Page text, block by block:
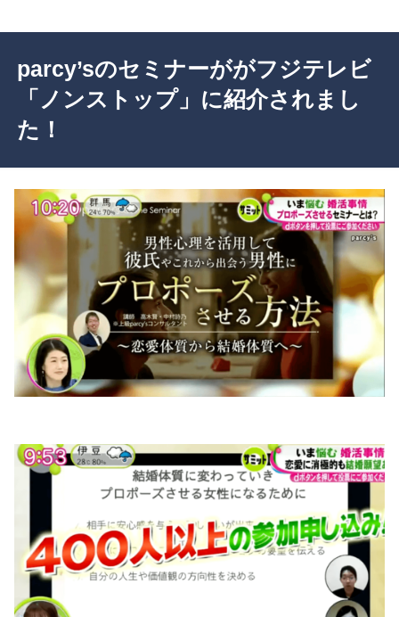
parcy’sのセミナーががフジテレビ
「ノンストップ」に紹介されまし
た！